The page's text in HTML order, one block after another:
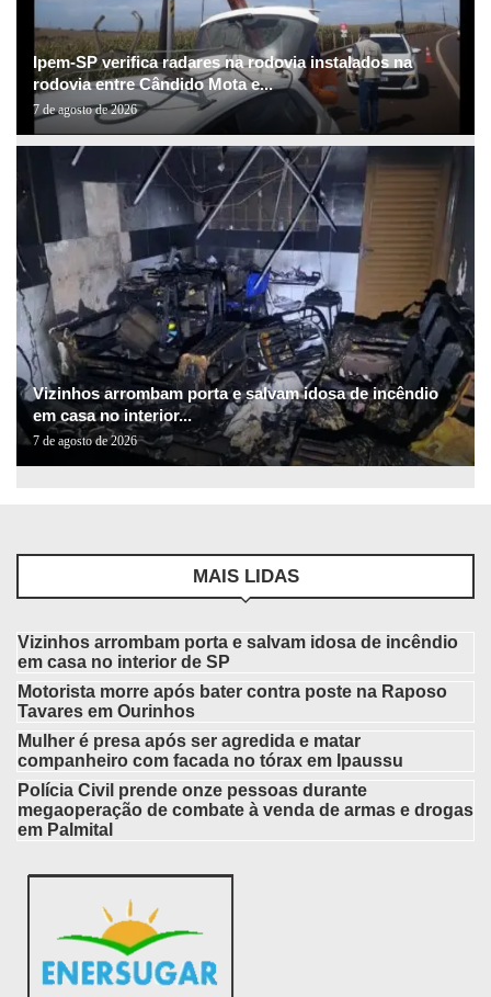
Ipem-SP verifica radares na rodovia instalados na
rodovia entre Cândido Mota e...
7 de agosto de 2026
Vizinhos arrombam porta e salvam idosa de incêndio
em casa no interior...
7 de agosto de 2026
MAIS LIDAS
Vizinhos arrombam porta e salvam idosa de incêndio
em casa no interior de SP
Motorista morre após bater contra poste na Raposo
Tavares em Ourinhos
Mulher é presa após ser agredida e matar
companheiro com facada no tórax em Ipaussu
Polícia Civil prende onze pessoas durante
megaoperação de combate à venda de armas e drogas
em Palmital